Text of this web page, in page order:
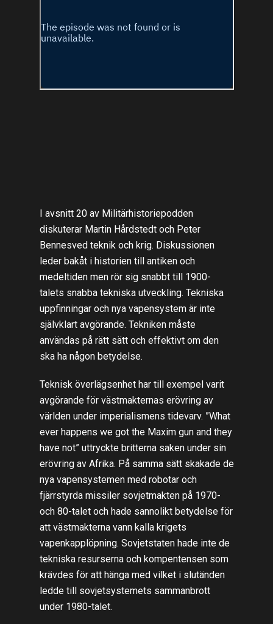
I avsnitt 20 av Militärhistoriepodden
diskuterar Martin Hårdstedt och Peter
Bennesved teknik och krig. Diskussionen
leder bakåt i historien till antiken och
medeltiden men rör sig snabbt till 1900-
talets snabba tekniska utveckling. Tekniska
uppfinningar och nya vapensystem är inte
självklart avgörande. Tekniken måste
användas på rätt sätt och effektivt om den
ska ha någon betydelse.
Teknisk överlägsenhet har till exempel varit
avgörande för västmakternas erövring av
världen under imperialismens tidevarv. ”What
ever happens we got the Maxim gun and they
have not” uttryckte britterna saken under sin
erövring av Afrika. På samma sätt skakade de
nya vapensystemen med robotar och
fjärrstyrda missiler sovjetmakten på 1970-
och 80-talet och hade sannolikt betydelse för
att västmakterna vann kalla krigets
vapenkapplöpning. Sovjetstaten hade inte de
tekniska resurserna och kompentensen som
krävdes för att hänga med vilket i slutänden
ledde till sovjetsystemets sammanbrott
under 1980-talet.